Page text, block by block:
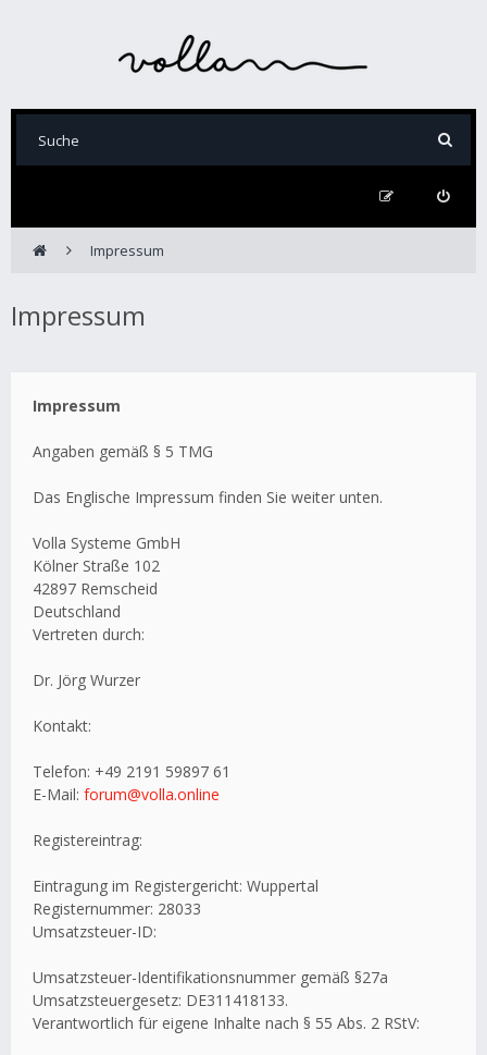
Impressum
Impressum
Impressum
Angaben gemäß § 5 TMG
Das Englische Impressum finden Sie weiter unten.
Volla Systeme GmbH
Kölner Straße 102
42897 Remscheid
Deutschland
Vertreten durch:
Dr. Jörg Wurzer
Kontakt:
Telefon: +49 2191 59897 61
E-Mail: forum@volla.online
Registereintrag:
Eintragung im Registergericht: Wuppertal
Registernummer: 28033
Umsatzsteuer-ID:
Umsatzsteuer-Identifikationsnummer gemäß §27a
Umsatzsteuergesetz: DE311418133.
Verantwortlich für eigene Inhalte nach § 55 Abs. 2 RStV: